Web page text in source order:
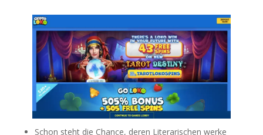
Schon steht die Chance, deren Literarischen werke